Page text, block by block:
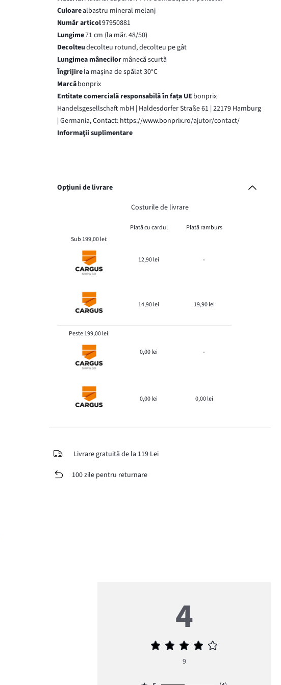
Culoarealbastru mineral melanj
Număr articol97950881
Lungime71 cm (la măr. 48/50)
Decolteudecolteu rotund, decolteu pe gât
Lungimea mânecilormânecă scurtă
Îngrijirela maşina de spălat 30°C
Marcăbonprix
Entitate comercială responsabilă în fața UE bonprix
Handelsgesellschaft mbH | Haldesdorfer Straße 61 | 22179 Hamburg
| Germania, Contact: https://www.bonprix.ro/ajutor/contact/
Informaţii suplimentare
Opțiuni de livrare
Costurile de livrare
Plată cu cardul
Plată ramburs
Sub 199,00 lei:
12,90 lei -
14,90 lei 19,90 lei
Peste 199,00 lei:
0,00 lei -
0,00 lei 0,00 lei
Livrare gratuită de la 119 Lei
100 zile pentru returnare
4
Evaluarea
4
9